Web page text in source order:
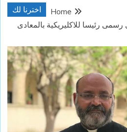
اخترنا لك
Home
رئيسا للاكليريكية بالمعادى